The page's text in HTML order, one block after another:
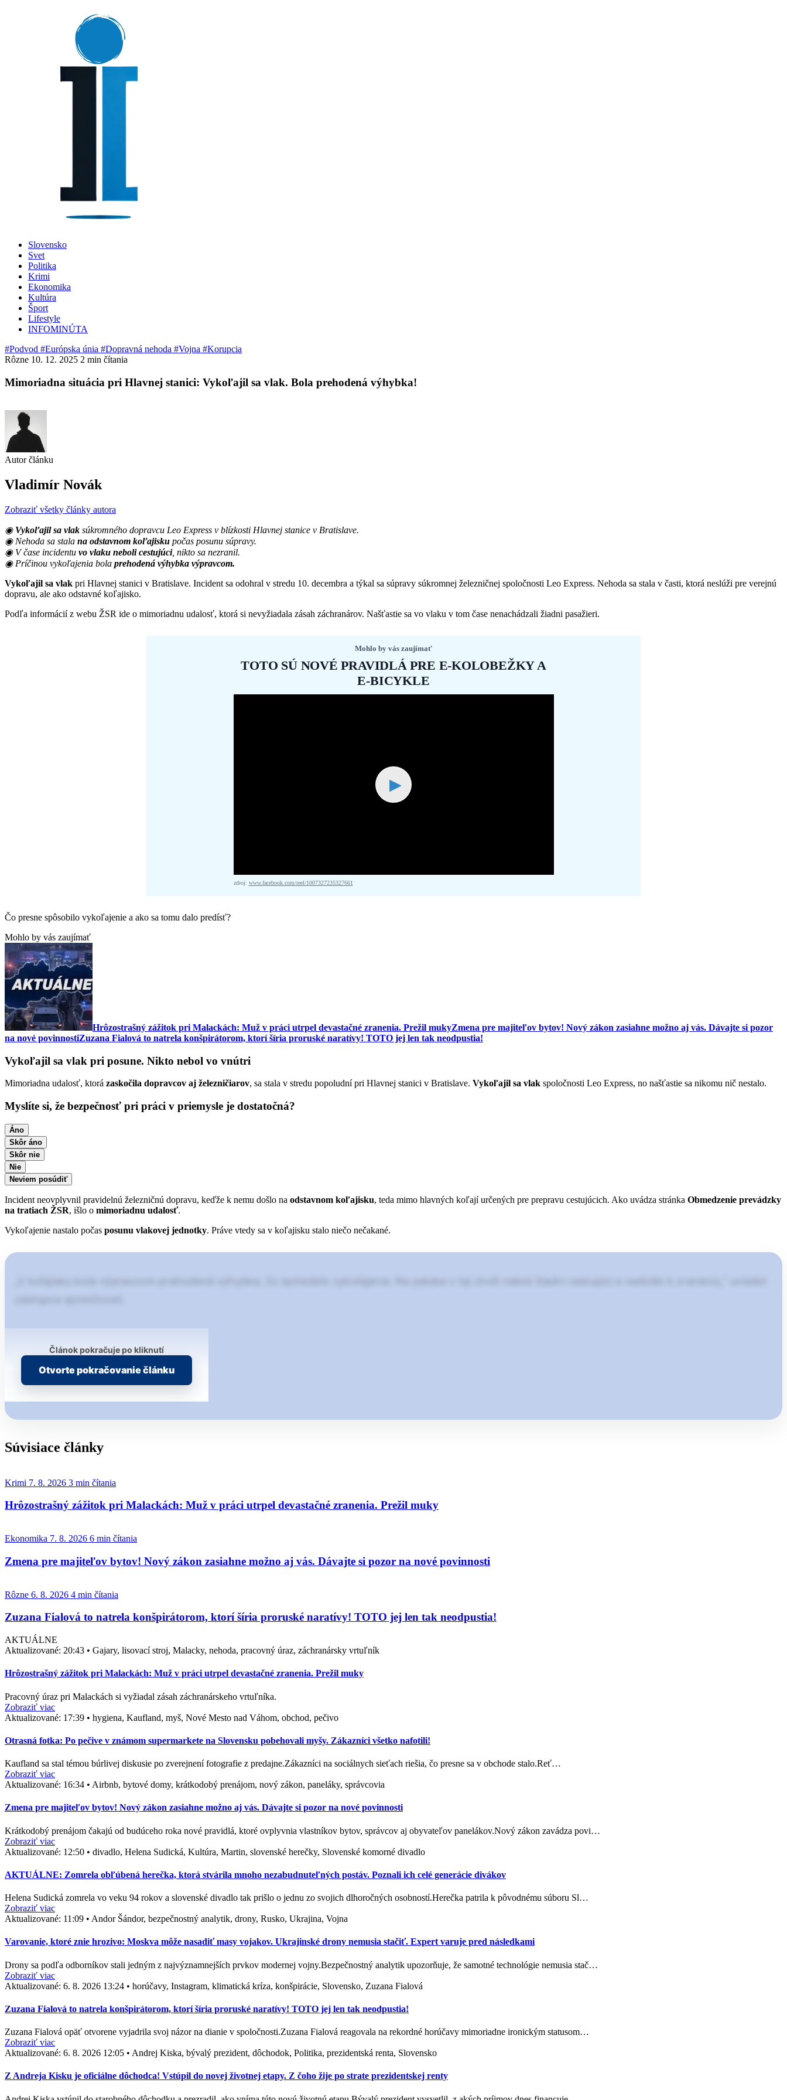
Slovensko
Svet
Politika
Krimi
Ekonomika
Kultúra
Šport
Lifestyle
INFOMINÚTA
#Podvod #Európska únia #Dopravná nehoda #Vojna #Korupcia
Rôzne 10. 12. 2025 2 min čítania
Mimoriadna situácia pri Hlavnej stanici: Vykoľajil sa vlak. Bola prehodená výhybka!
Autor článku
Vladimír Novák
Zobraziť všetky články autora
◉ Vykoľajil sa vlak súkromného dopravcu Leo Express v blízkosti Hlavnej stanice v Bratislave.
◉ Nehoda sa stala na odstavnom koľajisku počas posunu súpravy.
◉ V čase incidentu vo vlaku neboli cestujúci, nikto sa nezranil.
◉ Príčinou vykoľajenia bola prehodená výhybka výpravcom.
Vykoľajil sa vlak pri Hlavnej stanici v Bratislave. Incident sa odohral v stredu 10. decembra a týkal sa súpravy súkromnej železničnej spoločnosti Leo Express. Nehoda sa stala v časti, ktorá neslúži pre verejnú
dopravu, ale ako odstavné koľajisko.
Podľa informácií z webu ŽSR ide o mimoriadnu udalosť, ktorá si nevyžiadala zásah záchranárov. Našťastie sa vo vlaku v tom čase nenachádzali žiadni pasažieri.
Mohlo by vás zaujímať
TOTO SÚ NOVÉ PRAVIDLÁ PRE E-KOLOBEŽKY A
E-BICYKLE
▶
zdroj: www.facebook.com/reel/1007327235327661
Čo presne spôsobilo vykoľajenie a ako sa tomu dalo predísť?
Mohlo by vás zaujímať
Hrôzostrašný zážitok pri Malackách: Muž v práci utrpel devastačné zranenia. Prežil mukyZmena pre majiteľov bytov! Nový zákon zasiahne možno aj vás. Dávajte si pozor
na nové povinnostiZuzana Fialová to natrela konšpirátorom, ktorí šíria proruské naratívy! TOTO jej len tak neodpustia!
Vykoľajil sa vlak pri posune. Nikto nebol vo vnútri
Mimoriadna udalosť, ktorá zaskočila dopravcov aj železničiarov, sa stala v stredu popoludní pri Hlavnej stanici v Bratislave. Vykoľajil sa vlak spoločnosti Leo Express, no našťastie sa nikomu nič nestalo.
Myslíte si, že bezpečnosť pri práci v priemysle je dostatočná?
Áno
Skôr áno
Skôr nie
Nie
Neviem posúdiť
Incident neovplyvnil pravidelnú železničnú dopravu, keďže k nemu došlo na odstavnom koľajisku, teda mimo hlavných koľají určených pre prepravu cestujúcich. Ako uvádza stránka Obmedzenie prevádzky
na tratiach ŽSR, išlo o mimoriadnu udalosť.
Vykoľajenie nastalo počas posunu vlakovej jednotky. Práve vtedy sa v koľajisku stalo niečo nečakané.
Článok pokračuje po kliknutí
Otvorte pokračovanie článku
Súvisiace články
Krimi 7. 8. 2026 3 min čítania
Hrôzostrašný zážitok pri Malackách: Muž v práci utrpel devastačné zranenia. Prežil muky
Ekonomika 7. 8. 2026 6 min čítania
Zmena pre majiteľov bytov! Nový zákon zasiahne možno aj vás. Dávajte si pozor na nové povinnosti
Rôzne 6. 8. 2026 4 min čítania
Zuzana Fialová to natrela konšpirátorom, ktorí šíria proruské naratívy! TOTO jej len tak neodpustia!
AKTUÁLNE
Aktualizované: 20:43 • Gajary, lisovací stroj, Malacky, nehoda, pracovný úraz, záchranársky vrtuľník
Hrôzostrašný zážitok pri Malackách: Muž v práci utrpel devastačné zranenia. Prežil muky
Pracovný úraz pri Malackách si vyžiadal zásah záchranárskeho vrtuľníka.
Zobraziť viac
Aktualizované: 17:39 • hygiena, Kaufland, myš, Nové Mesto nad Váhom, obchod, pečivo
Otrasná fotka: Po pečive v známom supermarkete na Slovensku pobehovali myšy. Zákazníci všetko nafotili!
Kaufland sa stal témou búrlivej diskusie po zverejnení fotografie z predajne.Zákazníci na sociálnych sieťach riešia, čo presne sa v obchode stalo.Reť…
Zobraziť viac
Aktualizované: 16:34 • Airbnb, bytové domy, krátkodobý prenájom, nový zákon, paneláky, správcovia
Zmena pre majiteľov bytov! Nový zákon zasiahne možno aj vás. Dávajte si pozor na nové povinnosti
Krátkodobý prenájom čakajú od budúceho roka nové pravidlá, ktoré ovplyvnia vlastníkov bytov, správcov aj obyvateľov panelákov.Nový zákon zavádza povi…
Zobraziť viac
Aktualizované: 12:50 • divadlo, Helena Sudická, Kultúra, Martin, slovenské herečky, Slovenské komorné divadlo
AKTUÁLNE: Zomrela obľúbená herečka, ktorá stvárila mnoho nezabudnuteľných postáv. Poznali ich celé generácie divákov
Helena Sudická zomrela vo veku 94 rokov a slovenské divadlo tak prišlo o jednu zo svojich dlhoročných osobností.Herečka patrila k pôvodnému súboru Sl…
Zobraziť viac
Aktualizované: 11:09 • Andor Šándor, bezpečnostný analytik, drony, Rusko, Ukrajina, Vojna
Varovanie, ktoré znie hrozivo: Moskva môže nasadiť masy vojakov. Ukrajinské drony nemusia stačiť. Expert varuje pred následkami
Drony sa podľa odborníkov stali jedným z najvýznamnejších prvkov modernej vojny.Bezpečnostný analytik upozorňuje, že samotné technológie nemusia stač…
Zobraziť viac
Aktualizované: 6. 8. 2026 13:24 • horúčavy, Instagram, klimatická kríza, konšpirácie, Slovensko, Zuzana Fialová
Zuzana Fialová to natrela konšpirátorom, ktorí šíria proruské naratívy! TOTO jej len tak neodpustia!
Zuzana Fialová opäť otvorene vyjadrila svoj názor na dianie v spoločnosti.Zuzana Fialová reagovala na rekordné horúčavy mimoriadne ironickým statusom…
Zobraziť viac
Aktualizované: 6. 8. 2026 12:05 • Andrej Kiska, bývalý prezident, dôchodok, Politika, prezidentská renta, Slovensko
Z Andreja Kisku je oficiálne dôchodca! Vstúpil do novej životnej etapy. Z čoho žije po strate prezidentskej renty